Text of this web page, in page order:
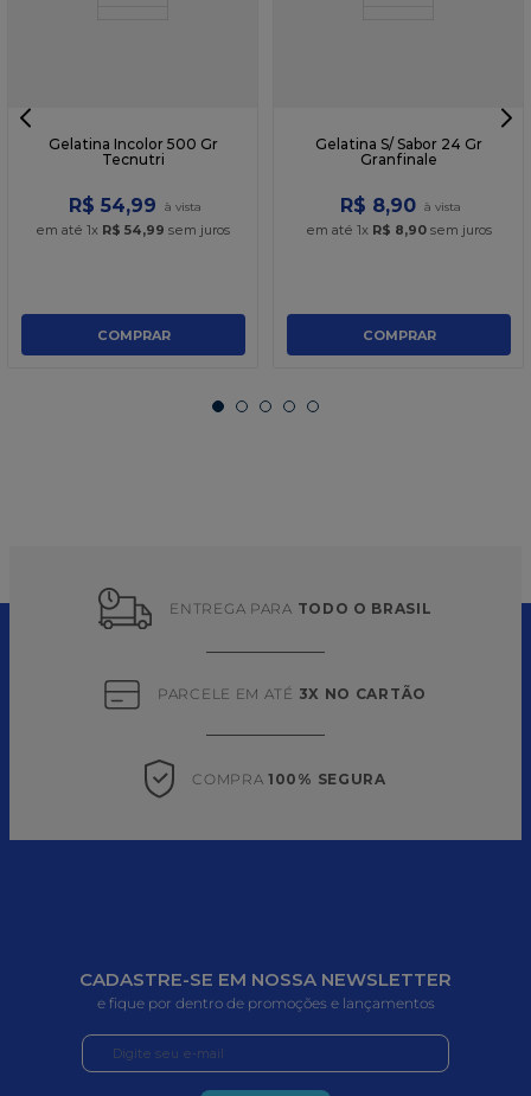
Gelatina Incolor 500 Gr
Tecnutri
R$ 54,99
em até 1x R$ 54,99 sem juros
COMPRAR
Gelatina S/ Sabor 24 Gr
Granfinale
R$ 8,90
em até 1x R$ 8,90sem juros
COMPRAR
ENTREGA PARA TODO O BRASIL
PARCELE EM ATÉ 3X NO CARTÃO
COMPRA 100% SEGURA
CADASTRE-SE EM NOSSA NEWSLETTER
e fique por dentro de promoções e lançamentos